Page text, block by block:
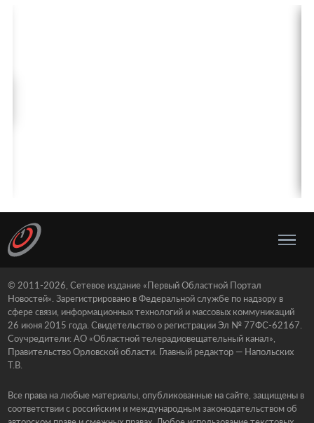
© 2011-2026, Сетевое издание «Первый Областной Портал
Новостей». Зарегистрировано в Федеральной службе по надзору в
сфере связи, информационных технологий и массовых коммуникаций
26 июня 2015 года. Свидетельство о регистрации Эл № 77ФС-62167.
Соучредители: АО «Областной телерадиовещательный канал»,
Правительство Орловской области. Главный редактор — Напольских
Т.В.
Все права на любые материалы, опубликованные на сайте, защищены в
соответствии с российским и международным законодательством об